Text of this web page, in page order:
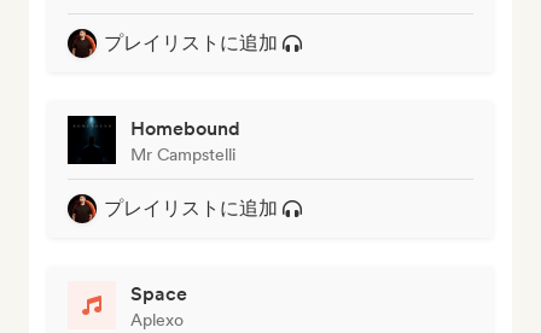
プレイリストに追加
Homebound
Mr Campstelli
プレイリストに追加
Space
Aplexo